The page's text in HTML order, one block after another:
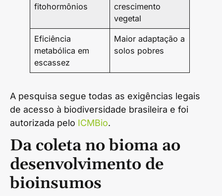
fitohormônios
crescimento
vegetal
Eficiência
metabólica em
escassez
Maior adaptação a
solos pobres
A pesquisa segue todas as exigências legais
de acesso à biodiversidade brasileira e foi
autorizada pelo ICMBio.
Da coleta no bioma ao
desenvolvimento de
bioinsumos